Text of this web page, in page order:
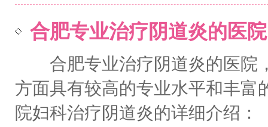
合肥专业治疗阴道炎的医院
合肥专业治疗阴道炎的医院
方面具有较高的专业水平和丰富
院妇科治疗阴道炎的详细介